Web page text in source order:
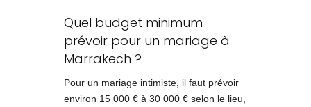
Quel budget minimum
prévoir pour un mariage à
Marrakech ?
Pour un mariage intimiste, il faut prévoir
environ 15 000 € à 30 000 € selon le lieu,